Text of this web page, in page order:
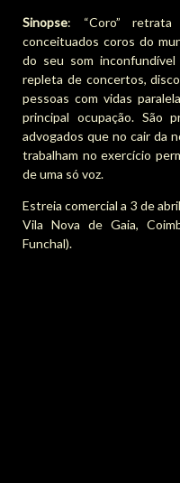
Sinopse: “Coro”
conceituados coros do
do seu som
repleta de concertos,
pessoas com vidas
principal ocupação. São
advogados que no cair da
trabalham no exercício
de uma só voz.
Estreia comercial a 3 de
Vila Nova de Gaia,
Funchal).